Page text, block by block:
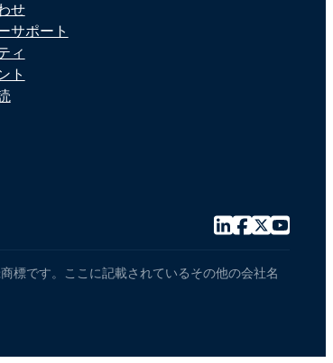
せ
サポート
ィ
ト
標です。ここに記載されているその他の会社名